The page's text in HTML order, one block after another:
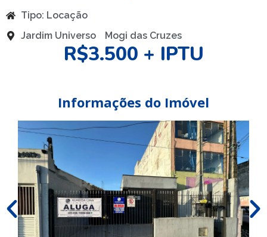
Tipo: Locação
Jardim Universo
Mogi das Cruzes
R$3.500 + IPTU
Informações do Imóvel